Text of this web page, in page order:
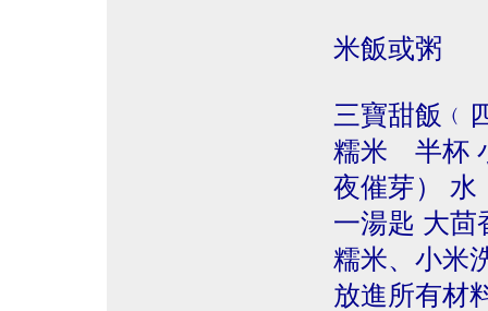
米飯或粥
三寶甜飯﹙
糯米 半杯
夜催芽）
一湯匙 大
糯米、小米
放進所有材